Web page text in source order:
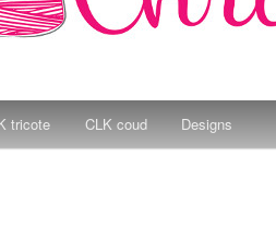
tricote CLK coud Designs